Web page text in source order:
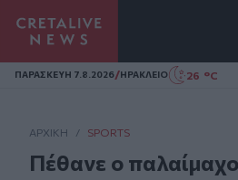
Homepage
ΠΑΡΑΣΚΕΥΗ 7.8.2026/ΗΡΑΚΛΕΙΟ 26 °C
ΑΡΧΙΚΗ / SPORTS
Πέθανε ο